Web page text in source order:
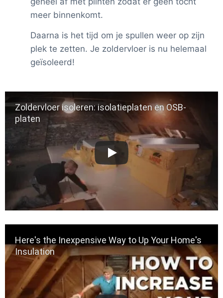
meer binnenkomt.
Daarna is het tijd om je spullen weer op zijn
plek te zetten. Je zoldervloer is nu helemaal
geïsoleerd!
Zoldervloer isoleren: isolatieplaten en OSB-
platen
Here's the Inexpensive Way to Up Your Home's
Insulation